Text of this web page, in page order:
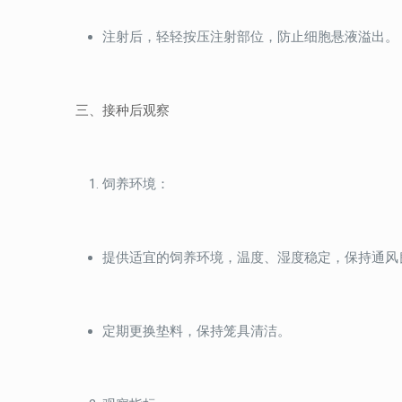
注射后，轻轻按压注射部位，防止细胞悬液溢出。
三、接种后观察
饲养环境：
提供适宜的饲养环境，温度、湿度稳定，保持通风
定期更换垫料，保持笼具清洁。